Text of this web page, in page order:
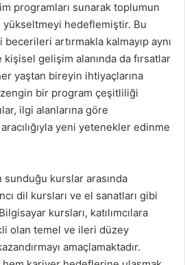
programları sunarak toplumun
hedeflemiştir. Bu
artırmakla kalmayıp aynı
gelişim alanında da fırsatlar
yaştan bireyin ihtiyaçlarına
bir program çeşitliliği
ilgi alanlarına göre
yeni yetenekler edinme
sunduğu kurslar arasında
dil kursları ve el sanatları gibi
kursları, katılımcılara
olan temel ve ileri düzey
amaçlamaktadır.